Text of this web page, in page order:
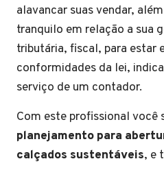
alavancar suas vendar,
tranquilo em relação a sua
tributária, fiscal, para estar
conformidades da lei,
serviço de um contador.
Com este profissional você
planejamento para
calçados sustentáveis, e